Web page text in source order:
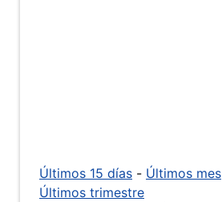
Últimos 15 días - Últimos mes
Últimos trimestre